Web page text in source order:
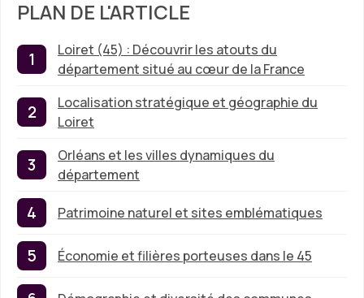
PLAN DE L'ARTICLE
Loiret (45) : Découvrir les atouts du
département situé au cœur de la France
Localisation stratégique et géographie du
Loiret
Orléans et les villes dynamiques du
département
Patrimoine naturel et sites emblématiques
Économie et filières porteuses dans le 45